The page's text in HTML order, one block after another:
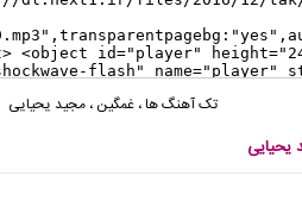
تک آهنگ ها، غمگین ، مجید یحیایی
یحیایی